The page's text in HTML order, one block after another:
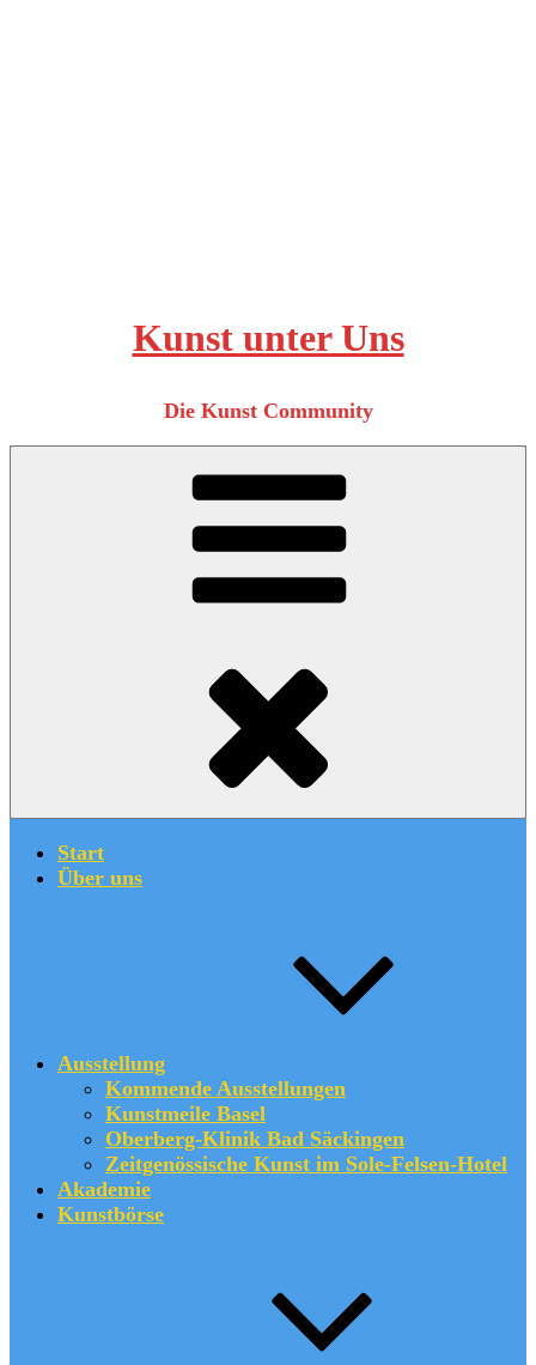
Kunst unter Uns
Die Kunst Community
Start
Über uns
Ausstellung
Kommende Ausstellungen
Kunstmeile Basel
Oberberg-Klinik Bad Säckingen
Zeitgenössische Kunst im Sole-Felsen-Hotel
Akademie
Kunstbörse